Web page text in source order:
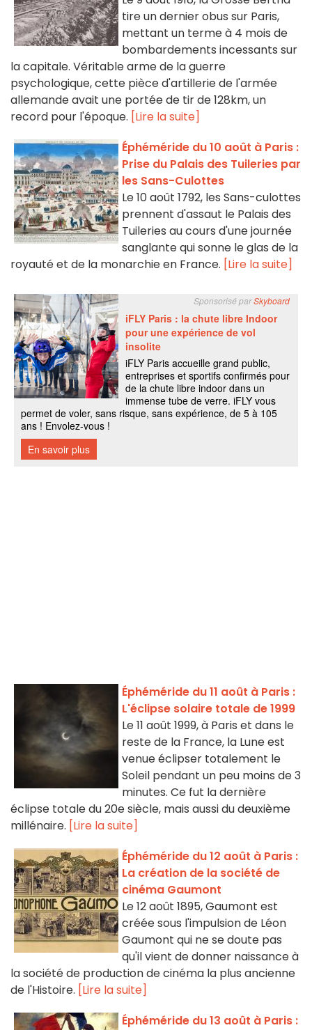
tire un dernier obus sur Paris,
mettant un terme à 4 mois de
bombardements incessants sur
la capitale. Véritable arme de la guerre
psychologique, cette pièce d'artillerie de l'armée
allemande avait une portée de tir de 128km, un
record pour l'époque. [Lire la suite]
Éphéméride du 10 août à Paris :
Prise du Palais des Tuileries par
les Sans-Culottes
Le 10 août 1792, les Sans-culottes
prennent d'assaut le Palais des
Tuileries au cours d'une journée
sanglante qui sonne le glas de la
royauté et de la monarchie en France. [Lire la suite]
Éphéméride du 11 août à Paris :
L'éclipse solaire totale de 1999
Le 11 août 1999, à Paris et dans le
reste de la France, la Lune est
venue éclipser totalement le
Soleil pendant un peu moins de 3
minutes. Ce fut la dernière
éclipse totale du 20e siècle, mais aussi du deuxième
millénaire. [Lire la suite]
Éphéméride du 12 août à Paris :
La création de la société de
cinéma Gaumont
Le 12 août 1895, Gaumont est
créée sous l'impulsion de Léon
Gaumont qui ne se doute pas
qu'il vient de donner naissance à
la société de production de cinéma la plus ancienne
de l'Histoire. [Lire la suite]
Éphéméride du 13 août à Paris :